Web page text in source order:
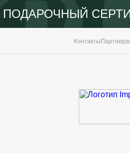
ПОДАРОЧНЫЙ
Контакты